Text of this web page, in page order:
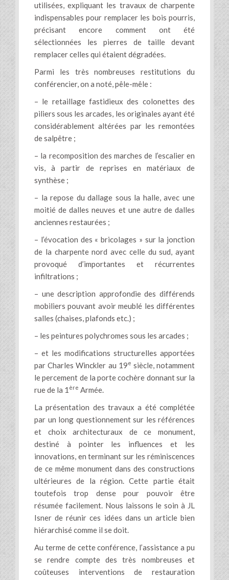
utilisées, expliquant les travaux de charpente
indispensables pour remplacer les bois pourris,
précisant encore comment ont été
sélectionnées les pierres de taille devant
remplacer celles qui étaient dégradées.
Parmi les très nombreuses restitutions du
conférencier, on a noté, pêle-mêle :
– le retaillage fastidieux des colonettes des
piliers sous les arcades, les originales ayant été
considérablement altérées par les remontées
de salpêtre ;
– la recomposition des marches de l’escalier en
vis, à partir de reprises en matériaux de
synthèse ;
– la repose du dallage sous la halle, avec une
moitié de dalles neuves et une autre de dalles
anciennes restaurées ;
– l’évocation des « bricolages » sur la jonction
de la charpente nord avec celle du sud, ayant
provoqué d’importantes et récurrentes
infiltrations ;
– une description approfondie des différends
mobiliers pouvant avoir meublé les différentes
salles (chaises, plafonds etc.) ;
– les peintures polychromes sous les arcades ;
– et les modifications structurelles apportées
par Charles Winckler au 19e siècle, notamment
le percement de la porte cochère donnant sur la
rue de la 1 ère Armée.
La présentation des travaux a été complétée
par un long questionnement sur les références
et choix architecturaux de ce monument,
destiné à pointer les influences et les
innovations, en terminant sur les réminiscences
de ce même monument dans des constructions
ultérieures de la région. Cette partie était
toutefois trop dense pour pouvoir être
résumée facilement. Nous laissons le soin à JL
Isner de réunir ces idées dans un article bien
hiérarchisé comme il se doit.
Au terme de cette conférence, l’assistance a pu
se rendre compte des très nombreuses et
coûteuses interventions de restauration